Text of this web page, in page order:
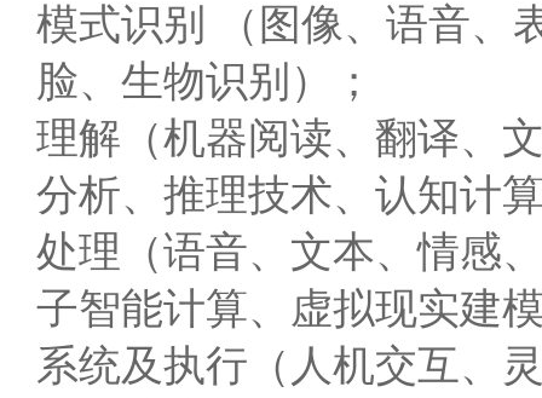
模式识别 （图像、语音、
脸、生物识别）；
理解（机器阅读、翻译、
分析、推理技术、认知计
处理（语音、文本、情感
子智能计算、虚拟现实建
系统及执行（人机交互、